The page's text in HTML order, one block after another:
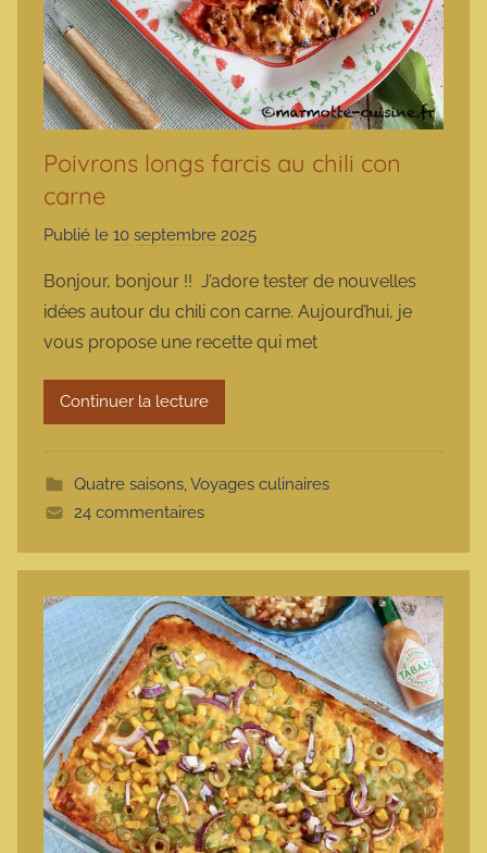
Poivrons longs farcis au chili con
carne
Publié le 10 septembre 2025
r
m
a
t
Bonjour, bonjour !! J’adore tester de nouvelles
idées autour du chili con carne. Aujourd’hui, je
vous propose une recette qui met
Continuer la lecture
Quatre saisons,Voyages culinaires
24 commentaires